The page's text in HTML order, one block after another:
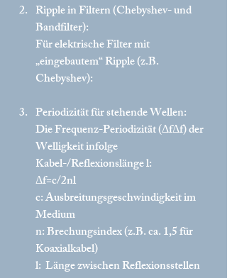
Ripple in Filtern (Chebyshev- und
Bandfilter):
Für elektrische Filter mit
„eingebautem“ Ripple (z.B.
Chebyshev):
Periodizität für stehende Wellen:
Die Frequenz-Periodizität (ΔfΔf) der
Welligkeit infolge
Kabel-/Reflexionslänge l:
Δf=c/2nl
c: Ausbreitungsgeschwindigkeit im
Medium
n: Brechungsindex (z.B. ca. 1,5 für
Koaxialkabel)
l:  Länge zwischen Reflexionsstellen